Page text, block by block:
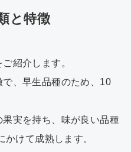
と特徴
紹介します。
で、早生品種のため、10
果実を持ち、味が良い品種
けて成熟します。